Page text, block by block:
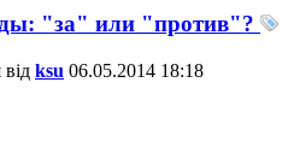
"за" или "против"?
ksu 06.05.2014 18:18